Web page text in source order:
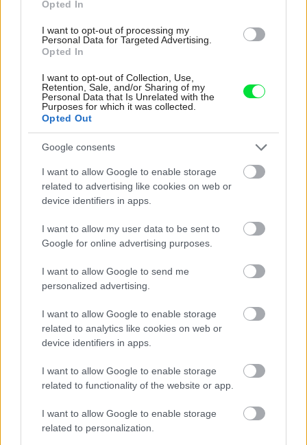
Opted In
I want to opt-out of processing my
Personal Data for Targeted Advertising.
Opted In
I want to opt-out of Collection, Use,
Retention, Sale, and/or Sharing of my
Personal Data that Is Unrelated with the
Purposes for which it was collected.
Opted Out
Google consents
I want to allow Google to enable storage
related to advertising like cookies on web or
device identifiers in apps.
I want to allow my user data to be sent to
Google for online advertising purposes.
I want to allow Google to send me
personalized advertising.
I want to allow Google to enable storage
related to analytics like cookies on web or
device identifiers in apps.
I want to allow Google to enable storage
related to functionality of the website or app.
I want to allow Google to enable storage
related to personalization.
200 mm a horná hrana minimálne 1 800 mm od podlahy.
Tieto parametre výškového osadenia vychádzajú z
maximálneho výškového umiestnenia kovania okna, na
ktorú človek pohodlne dočiahne, ako aj z výšky očí
sediaceho človeka, ktorý pozerá cez okno do exteriéru.
Odporúčaná výška osadenia okna je dôležitá aj pri
vetraní, keďže vzduch prúdiaci cez okno by mal prúdiť
nad hlavami užívateľov bytu. Pri horizontálnom aj
vertikálnom združovaní strešných okien do väčších plôch